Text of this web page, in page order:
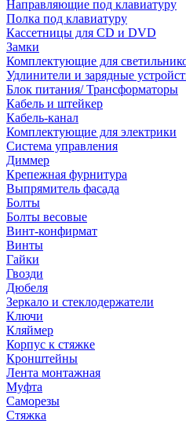
Направляющие под клавиатуру
Полка под клавиатуру
Кассетницы для CD и DVD
Замки
Комплектующие для
Удлинители и зарядные
Блок питания/ Трансформаторы
Кабель и штейкер
Кабель-канал
Комплектующие для электрики
Система управления
Диммер
Крепежная фурнитура
Выпрямитель фасада
Болты
Болты весовые
Винт-конфирмат
Винты
Гайки
Гвозди
Дюбеля
Зеркало и стеклодержатели
Ключи
Кляймер
Корпус к стяжке
Кронштейны
Лента монтажная
Муфта
Саморезы
Стяжка